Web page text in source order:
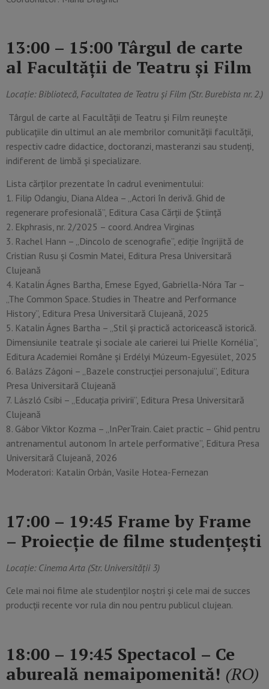
13:00 – 15:00 Târgul de carte
al Facultății de Teatru și Film
Locație: Bibliotecă, Facultatea de Teatru și Film (Str. Burebista nr. 2.)
Târgul de carte al Facultății de Teatru și Film reunește
publicațiile din ultimul an ale membrilor comunității facultății,
respectiv cadre didactice, doctoranzi, masteranzi sau studenți,
indiferent de limbă și specializare.
Lista cărților prezentate în cadrul evenimentului:
1. Filip Odangiu, Diana Aldea – „Actori în derivă. Ghid de
regenerare profesională”, Editura Casa Cărții de Știință
2. Ekphrasis, nr. 2/2025 – coord. Andrea Virginas
3. Rachel Hann – „Dincolo de scenografie”, ediție îngrijită de
Cristian Rusu și Cosmin Matei, Editura Presa Universitară
Clujeană
4. Katalin Ágnes Bartha, Emese Egyed, Gabriella-Nóra Tar –
„The Common Space. Studies in Theatre and Performance
History”, Editura Presa Universitară Clujeană, 2025
5. Katalin Ágnes Bartha – „Stil și practică actoricească istorică.
Dimensiunile teatrale și sociale ale carierei lui Prielle Kornélia”,
Editura Academiei Române și Erdélyi Múzeum-Egyesület, 2025
6. Balázs Zágoni – „Bazele construcției personajului”, Editura
Presa Universitară Clujeană
7. László Csibi – „Educația privirii”, Editura Presa Universitară
Clujeană
8. Gábor Viktor Kozma – „InPerTrain. Caiet practic – Ghid pentru
antrenamentul autonom în artele performative”, Editura Presa
Universitară Clujeană, 2026
Moderatori: Katalin Orbán, Vasile Hotea-Fernezan
17:00 – 19:45 Frame by Frame
– Proiecție de filme studențești
Locație: Cinema Arta (Str. Universității 3)
Cele mai noi filme ale studenților noștri și cele mai de succes
producții recente vor rula din nou pentru publicul clujean.
18:00 – 19:45 Spectacol – Ce
abureală nemaipomenită! (RO)